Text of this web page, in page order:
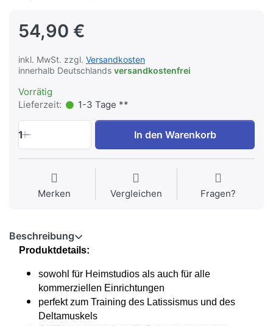
54,90 €
inkl. MwSt. zzgl. Versandkosten
innerhalb Deutschlands versandkostenfrei
Vorrätig
Lieferzeit:
1-3 Tage **
1 In den Warenkorb
Merken Vergleichen Fragen?
Beschreibung
Produktdetails:
sowohl für Heimstudios als auch für alle
kommerziellen Einrichtungen
perfekt zum Training des Latissismus und des
Deltamuskels